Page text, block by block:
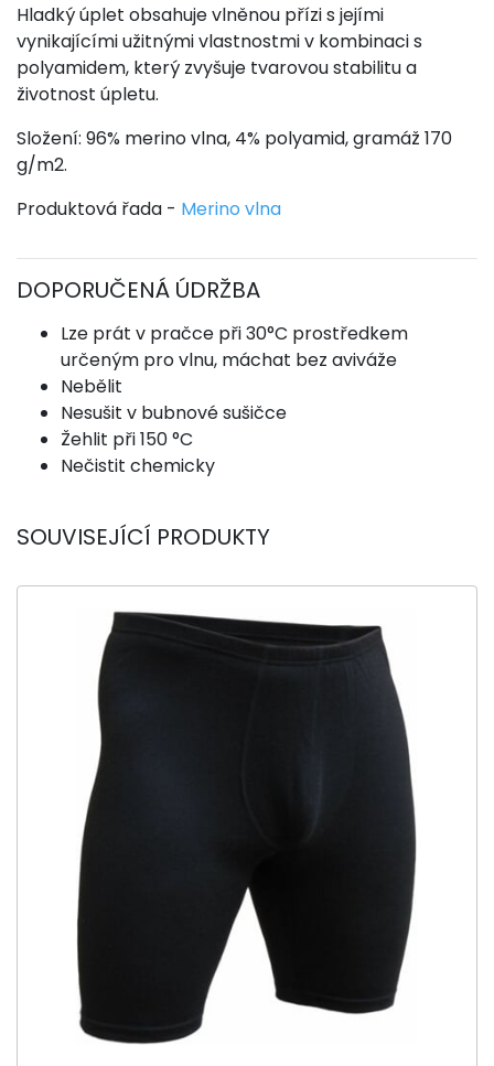
Hladký úplet obsahuje vlněnou přízi s jejími
vynikajícími užitnými vlastnostmi v kombinaci s
polyamidem, který zvyšuje tvarovou stabilitu a
životnost úpletu.
Složení: 96% merino vlna, 4% polyamid, gramáž 170
g/m2.
Produktová řada - Merino vlna
DOPORUČENÁ ÚDRŽBA
Lze prát v pračce při 30°C prostředkem
určeným pro vlnu, máchat bez aviváže
Nebělit
Nesušit v bubnové sušičce
Žehlit při 150 °C
Nečistit chemicky
SOUVISEJÍCÍ PRODUKTY